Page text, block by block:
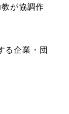
が協調作
る企業・団